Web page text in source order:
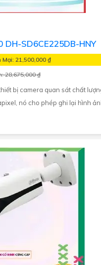
DH-SD6CE225DB-HNY
Mại: 21,500,000 ₫
28,675,000 ₫
bị camera quan sát chất
nó cho phép ghi lại hình